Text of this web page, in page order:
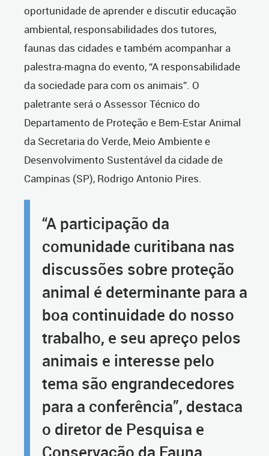
oportunidade de aprender e discutir educação
ambiental, responsabilidades dos tutores,
faunas das cidades e também acompanhar a
palestra-magna do evento, “A responsabilidade
da sociedade para com os animais”. O
paletrante será o Assessor Técnico do
Departamento de Proteção e Bem-Estar Animal
da Secretaria do Verde, Meio Ambiente e
Desenvolvimento Sustentável da cidade de
Campinas (SP), Rodrigo Antonio Pires.
“A participação da
comunidade curitibana nas
discussões sobre proteção
animal é determinante para a
boa continuidade do nosso
trabalho, e seu apreço pelos
animais e interesse pelo
tema são engrandecedores
para a conferência”, destaca
o diretor de Pesquisa e